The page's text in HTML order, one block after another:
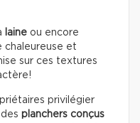
laine ou encore
chaleureuse et
sur ces textures
privilégier
planchers conçus